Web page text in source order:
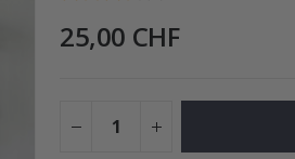
25,00 CHF